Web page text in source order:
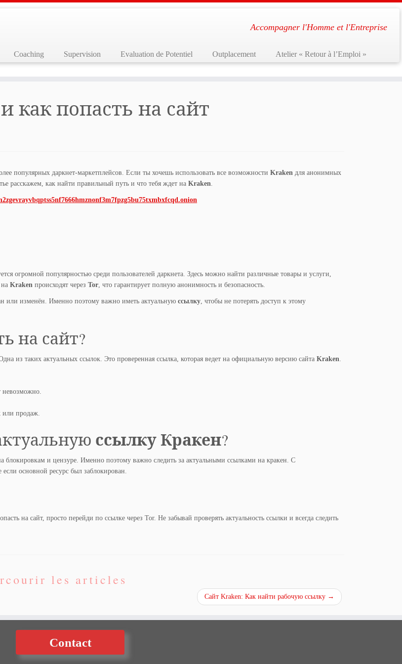
Accompagner l'Homme et l'Entreprise
Coaching Supervision Evaluation de Potentiel Outplacement Atelier « Retour à l’Emploi »
как попасть на сайт
популярных даркнет-маркетплейсов. Если ты хочешь использовать все возможности Kraken для анонимных
расскажем, как найти правильный путь и что тебя ждет на Kraken.
огромной популярностью среди пользователей даркнета. Здесь можно найти различные товары и услуги,
Kraken происходят через Tor, что гарантирует полную анонимность и безопасность.
или изменён. Именно поэтому важно иметь актуальную ссылку, чтобы не потерять доступ к этому
на сайт?
из таких актуальных ссылок. Это проверенная ссылка, которая ведет на официальную версию сайта Kraken.
невозможно.
или продаж.
ссылку Кракен?
и цензуре. Именно поэтому важно следить за актуальными ссылками на кракен. С
основной ресурс был заблокирован.
на сайт, просто перейди по ссылке через Tor. Не забывай проверять актуальность ссылки и всегда следить
les articles
Сайт Kraken: Как найти рабочую ссылку →
Contact